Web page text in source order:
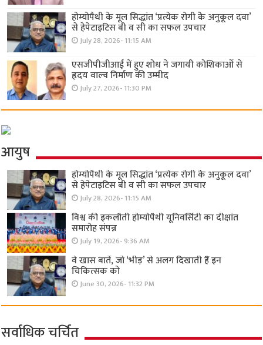
होम्योपैथी के मूल सिद्धांत ‘प्रत्येक रोगी केे अनुकूल दवा’
से हेपेटाइटिस बी व सी का सफल उपचार
July 28, 2026- 11:15 AM
एसजीपीजीआई में हुए शोध ने जगायी कोशिकाओं से
हृदय वाल्व निर्माण की उम्मीद
July 27, 2026- 11:30 PM
आयुष
होम्योपैथी के मूल सिद्धांत ‘प्रत्येक रोगी केे अनुकूल दवा’
से हेपेटाइटिस बी व सी का सफल उपचार
July 28, 2026- 11:15 AM
विश्व की इकलौती होम्योपैथी यूनिवर्सिटी का दीक्षांत
समारोह संपन्न
July 19, 2026- 9:36 AM
वे खास बातें, जो ‘भीड़’ से अलग दिखाती हैं इन
चिकित्सक को
June 30, 2026- 11:32 PM
सर्वाधिक चर्चित